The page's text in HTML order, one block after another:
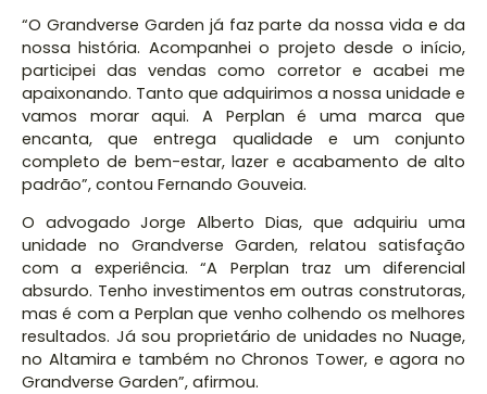
“O Grandverse Garden já faz parte da nossa vida e da
nossa história. Acompanhei o projeto desde o início,
participei das vendas como corretor e acabei me
apaixonando. Tanto que adquirimos a nossa unidade e
vamos morar aqui. A Perplan é uma marca que
encanta, que entrega qualidade e um conjunto
completo de bem-estar, lazer e acabamento de alto
padrão”, contou Fernando Gouveia.
O advogado Jorge Alberto Dias, que adquiriu uma
unidade no Grandverse Garden, relatou satisfação
com a experiência. “A Perplan traz um diferencial
absurdo. Tenho investimentos em outras construtoras,
mas é com a Perplan que venho colhendo os melhores
resultados. Já sou proprietário de unidades no Nuage,
no Altamira e também no Chronos Tower, e agora no
Grandverse Garden”, afirmou.